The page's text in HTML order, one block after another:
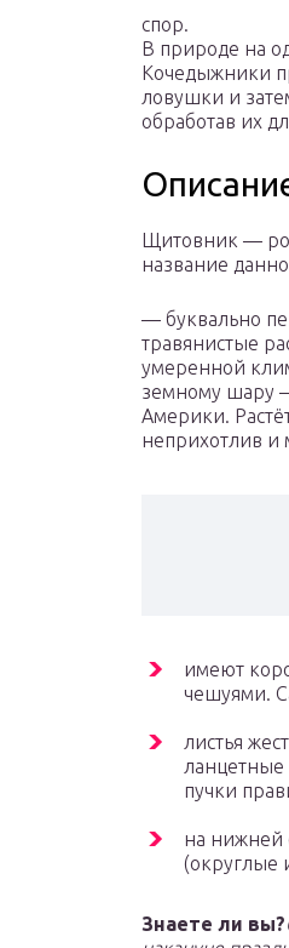
спор.
В природе на
Кочедыжники
ловушки и
обработав их
Щитовник —
название
— буквально
травянистые
умеренной
земному шару
Америки.
неприхотлив и
имеют
чешуями.
листья
пучки
на нижней
(округлые
Знаете ли вы?